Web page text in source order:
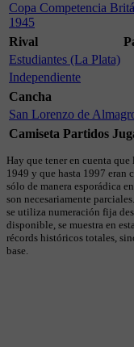
Copa Competencia
1945
Rival
Estudiantes (La Plata)
Independiente
Cancha
San Lorenzo de
Camiseta Partidos
Hay que tener en cuenta que
1949 y que hasta 1997 eran
sólo de manera esporádica
son necesariamente
se utiliza numeración fija
disponible, se muestra en
récords históricos totales,
base.